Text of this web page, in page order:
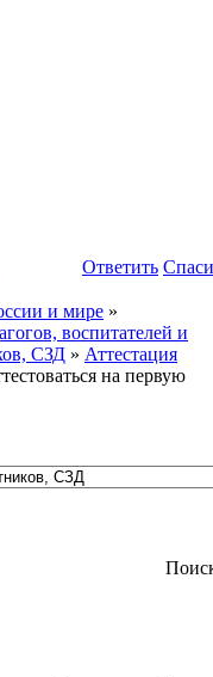
Ответить
и мире »
воспитателей и
СЗД » Аттестация
на первую